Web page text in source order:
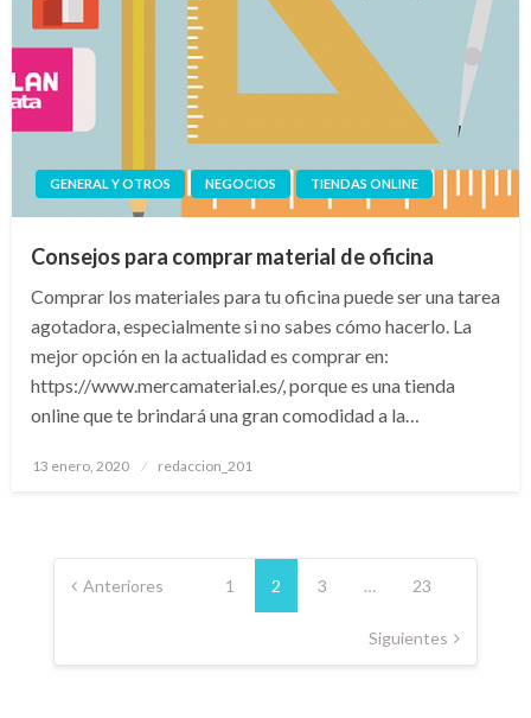
GENERAL Y OTROS NEGOCIOS TIENDAS ONLINE
Consejos para comprar material de oficina
Comprar los materiales para tu oficina puede ser una tarea
agotadora, especialmente si no sabes cómo hacerlo. La
mejor opción en la actualidad es comprar en:
https://www.mercamaterial.es/, porque es una tienda
online que te brindará una gran comodidad a la…
Publicado
13 enero, 2020 redaccion_201
Paginación
de Anteriores 1 2 3 … 23
Siguientes